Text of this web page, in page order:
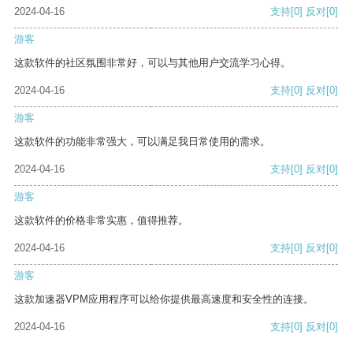
2024-04-16
支持[0] 反对[0]
游客
这款软件的社区氛围非常好，可以与其他用户交流学习心得。
2024-04-16 支持[0] 反对[0]
游客
这款软件的功能非常强大，可以满足我日常使用的需求。
2024-04-16 支持[0] 反对[0]
游客
这款软件的价格非常实惠，值得推荐。
2024-04-16 支持[0] 反对[0]
游客
这款加速器VPM应用程序可以给你提供最高速度和安全性的连接。
2024-04-16 支持[0] 反对[0]